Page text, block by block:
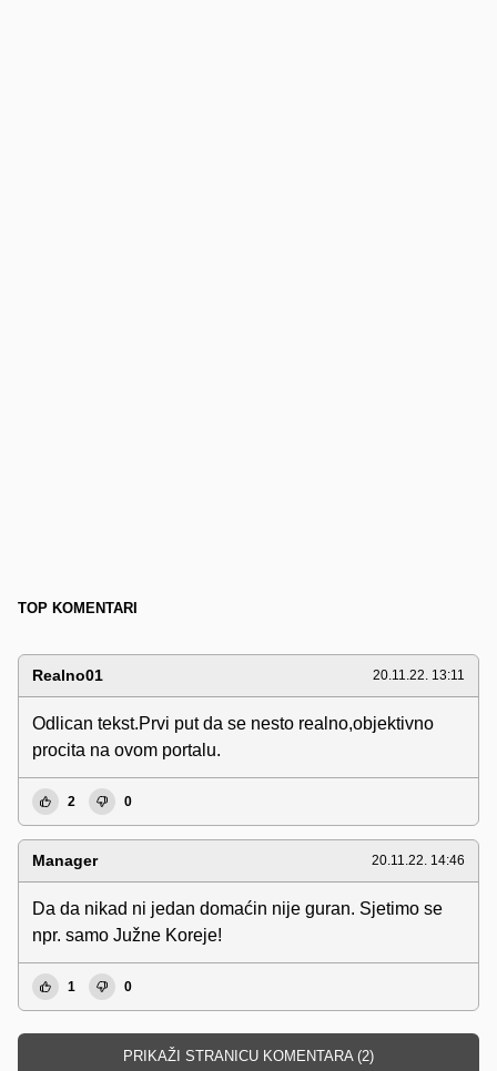
TOP KOMENTARI
Realno01 20.11.22. 13:11
Odlican tekst.Prvi put da se nesto realno,objektivno
procita na ovom portalu.
2 0
Manager 20.11.22. 14:46
Da da nikad ni jedan domaćin nije guran. Sjetimo se
npr. samo Južne Koreje!
1 0
PRIKAŽI STRANICU KOMENTARA (2)